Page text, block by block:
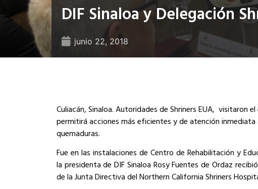
DIF Sinaloa y Delegación
junio 22, 2018
Culiacán, Sinaloa. Autoridades de Shriners EUA, visitaron
permitirá acciones más eficientes y de atención
quemaduras.
Fue en las instalaciones de Centro de Rehabilitación y
la presidenta de DIF Sinaloa Rosy Fuentes de Ordaz
de la Junta Directiva del Northern California Shriners